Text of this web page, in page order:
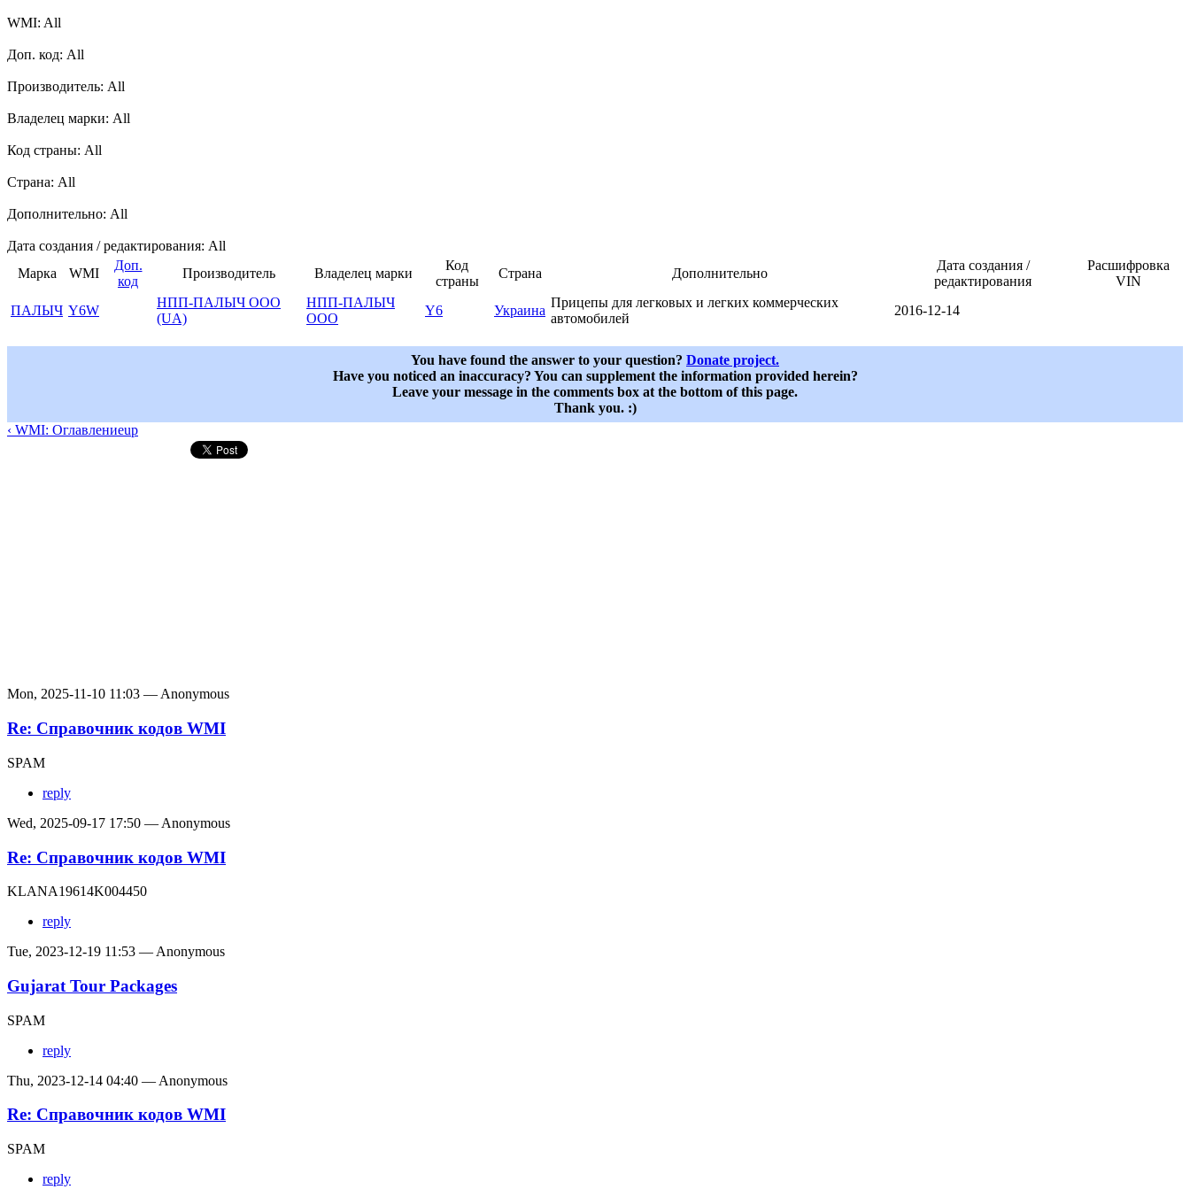
WMI: All
Доп. код: All
Производитель: All
Владелец марки: All
Код страны: All
Страна: All
Дополнительно: All
Дата создания / редактирования: All
Марка
WMI
Доп.
код
Производитель Владелец марки
Код
страны
Страна Дополнительно
Дата создания /
редактирования
Расшифровка
VIN
ПАЛЫЧ Y6W
НПП-ПАЛЫЧ ООО
(UA)
НПП-ПАЛЫЧ
ООО
Y6 Украина
Прицепы для легковых и легких коммерческих
автомобилей
2016-12-14
You have found the answer to your question? Donate project.
Have you noticed an inaccuracy? You can supplement the information provided herein?
Leave your message in the comments box at the bottom of this page.
Thank you. :)
‹ WMI: Оглавлениеup
Mon, 2025-11-10 11:03 — Anonymous
Re: Справочник кодов WMI
SPAM
reply
Wed, 2025-09-17 17:50 — Anonymous
Re: Справочник кодов WMI
KLANA19614K004450
reply
Tue, 2023-12-19 11:53 — Anonymous
Gujarat Tour Packages
SPAM
reply
Thu, 2023-12-14 04:40 — Anonymous
Re: Справочник кодов WMI
SPAM
reply